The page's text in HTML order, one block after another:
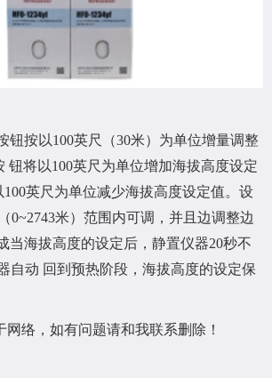
钮按以100英尺（30米）为单位增量调整
钮将以100英尺为单位增加海拔高度设定
100英尺为单位减少海拔高度设定值。设
0~2743米）范围内可调，并且边调整边
当海拔高度的设定后，静置仪器20秒不
自动 回到预热阶段，海拔高度的设定保
网络，如有问题请和我联系删除！